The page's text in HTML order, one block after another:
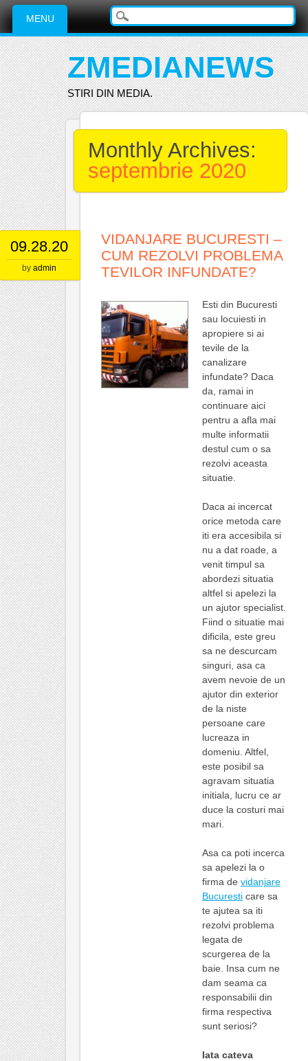
Main menu
Skip
content
MENU
ZMEDIANEWS
STIRI DIN MEDIA.
Monthly Archives:
septembrie 2020
09.28.20
by admin
VIDANJARE BUCURESTI –
CUM REZOLVI PROBLEMA
TEVILOR INFUNDATE?
Esti din Bucuresti
sau locuiesti in
apropiere si ai
tevile de la
canalizare
infundate? Daca
da, ramai in
continuare aici
pentru a afla mai
multe informatii
destul cum o sa
rezolvi aceasta
situatie.
Daca ai incercat
orice metoda care
iti era accesibila si
nu a dat roade, a
venit timpul sa
abordezi situatia
altfel si apelezi la
un ajutor specialist.
Fiind o situatie mai
dificila, este greu
sa ne descurcam
singuri, asa ca
avem nevoie de un
ajutor din exterior
de la niste
persoane care
lucreaza in
domeniu. Altfel,
este posibil sa
agravam situatia
initiala, lucru ce ar
duce la costuri mai
mari.
Asa ca poti incerca
sa apelezi la o
firma de vidanjare
Bucuresticare sa
te ajutea sa iti
rezolvi problema
legata de
scurgerea de la
baie. Insa cum ne
dam seama ca
responsabilii din
firma respectiva
sunt seriosi?
Iata cateva